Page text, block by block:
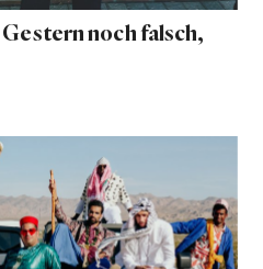
noch falsch,